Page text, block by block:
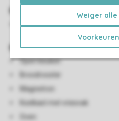
Weiger alle
Kindervoorzieningen
Kinderzitje (op aanvraag en
Keuken
Open keuken
Broodrooster
Magnetron
Koelkast met vriesvak
Oven